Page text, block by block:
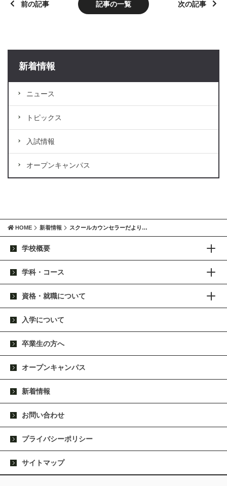
前の記事 記事の一覧 次の記事
新着情報
ニュース
トピックス
入試情報
オープンキャンパス
HOME 新着情報 スクールカウンセラーだより…
学校概要
学科・コース
資格・就職について
入学について
卒業生の方へ
オープンキャンパス
新着情報
お問い合わせ
プライバシーポリシー
サイトマップ